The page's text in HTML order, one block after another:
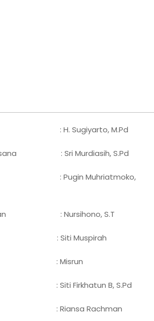
: H. Sugiyarto, M.Pd
: Sri Murdiasih, S.Pd
: Pugin Muhriatmoko,
: Nursihono, S.T
: Siti Muspirah
: Misrun
: Siti Firkhatun B, S.Pd
: Riansa Rachman